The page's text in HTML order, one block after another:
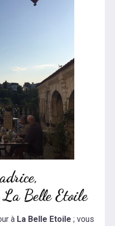
La Belle Etoile
à La Belle Etoile ; vous